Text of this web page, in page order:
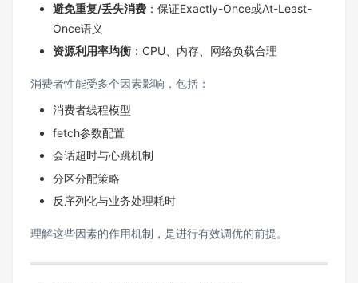
避免重复/丢失消费 ：保证Exactly-Once或At-Least-
Once语义
资源利用率均衡 ：CPU、内存、网络负载合理
消费者性能受多个因素影响，包括：
消费者线程模型
fetch参数配置
会话超时与心跳机制
分区分配策略
反序列化与业务处理耗时
理解这些因素的作用机制，是进行有效调优的前提。